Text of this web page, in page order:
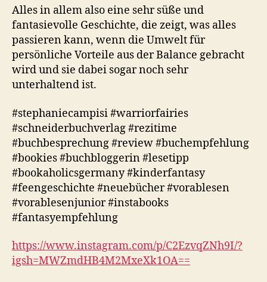
Alles in allem also eine sehr süße und
fantasievolle Geschichte, die zeigt, was alles
passieren kann, wenn die Umwelt für
persönliche Vorteile aus der Balance gebracht
wird und sie dabei sogar noch sehr
unterhaltend ist.
#stephaniecampisi #warriorfairies
#schneiderbuchverlag #rezitime
#buchbesprechung #review #buchempfehlung
#bookies #buchbloggerin #lesetipp
#bookaholicsgermany #kinderfantasy
#feengeschichte #neuebücher #vorablesen
#vorablesenjunior #instabooks
#fantasyempfehlung
https://www.instagram.com/p/C2EzvqZNh9I/?
igsh=MWZmdHB4M2MxeXk1OA==